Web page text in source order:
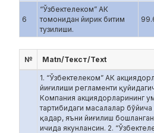
6
“Ўзбектелеком” АК
томонидан йирик битим
тузилиши.
№ Matn/Текст/Text
1. “Ўзбектелеком” АК
йиғилиши регламенти
Компания акциядорларининг
тартибидаги масалалар
қадар, яъни йиғилиш
ичида якунлансин. 2.